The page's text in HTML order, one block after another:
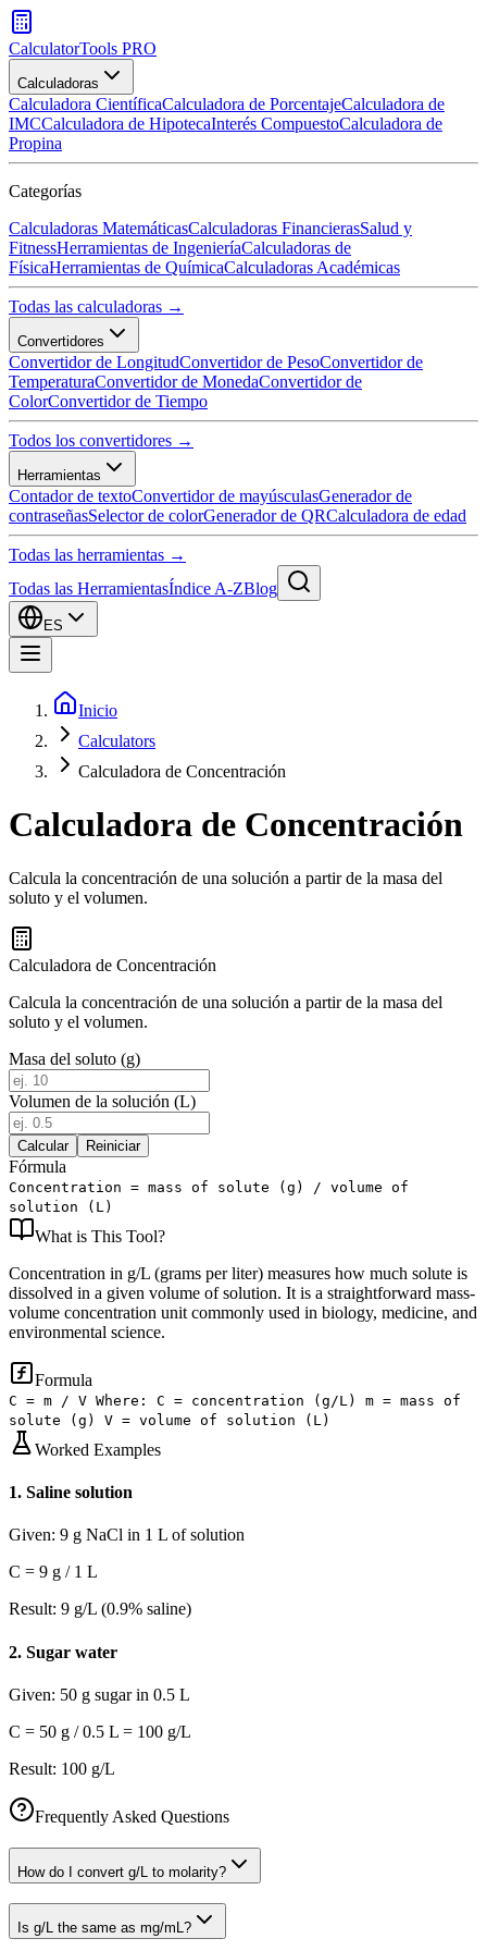
CalculatorTools PRO
Calculadoras
Calculadora CientíficaCalculadora de PorcentajeCalculadora de
IMCCalculadora de HipotecaInterés CompuestoCalculadora de
Propina
Categorías
Calculadoras MatemáticasCalculadoras FinancierasSalud y
FitnessHerramientas de IngenieríaCalculadoras de
FísicaHerramientas de QuímicaCalculadoras Académicas
Todas las calculadoras →
Convertidores
Convertidor de LongitudConvertidor de PesoConvertidor de
TemperaturaConvertidor de MonedaConvertidor de
ColorConvertidor de Tiempo
Todos los convertidores →
Herramientas
Contador de textoConvertidor de mayúsculasGenerador de
contraseñasSelector de colorGenerador de QRCalculadora de edad
Todas las herramientas →
Todas las HerramientasÍndice A-ZBlog
ES
Inicio
Calculators
Calculadora de Concentración
Calculadora de Concentración
Calcula la concentración de una solución a partir de la masa del
soluto y el volumen.
Calculadora de Concentración
Calcula la concentración de una solución a partir de la masa del
soluto y el volumen.
Masa del soluto (g)
Volumen de la solución (L)
Calcular Reiniciar
Fórmula
Concentration = mass of solute (g) / volume of
solution (L)
What is This Tool?
Concentration in g/L (grams per liter) measures how much solute is
dissolved in a given volume of solution. It is a straightforward mass-
volume concentration unit commonly used in biology, medicine, and
environmental science.
Formula
C = m / V Where: C = concentration (g/L) m = mass of
solute (g) V = volume of solution (L)
Worked Examples
1. Saline solution
Given: 9 g NaCl in 1 L of solution
C = 9 g / 1 L
Result: 9 g/L (0.9% saline)
2. Sugar water
Given: 50 g sugar in 0.5 L
C = 50 g / 0.5 L = 100 g/L
Result: 100 g/L
Frequently Asked Questions
How do I convert g/L to molarity?
Is g/L the same as mg/mL?